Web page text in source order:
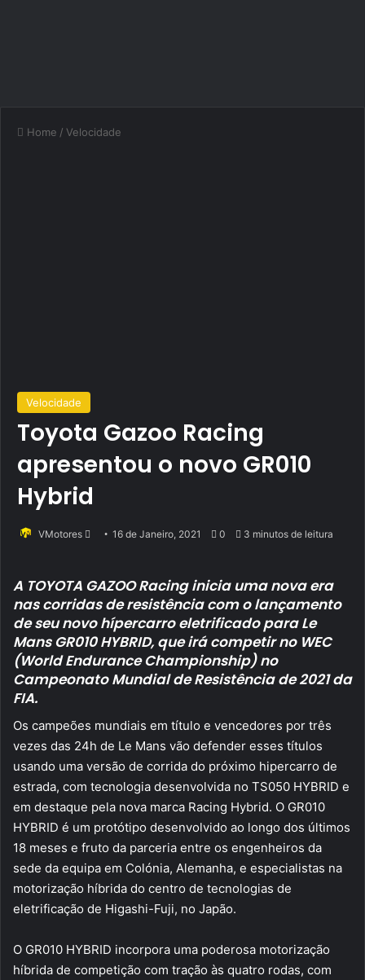
Home / Velocidade
Velocidade
Toyota Gazoo Racing
apresentou o novo GR010
Hybrid
VMotores
Send16 de Janeiro, 2021 0 3 minutos de leitura
A TOYOTA GAZOO Racing inicia uma nova era
nas corridas de resistência com o lançamento
de seu novo hípercarro eletrificado para Le
Mans GR010 HYBRID, que irá competir no WEC
(World Endurance Championship) no
Campeonato Mundial de Resistência de 2021 da
FIA.
Os campeões mundiais em título e vencedores por três
vezes das 24h de Le Mans vão defender esses títulos
usando uma versão de corrida do próximo hipercarro de
estrada, com tecnologia desenvolvida no TS050 HYBRID e
em destaque pela nova marca Racing Hybrid. O GR010
HYBRID é um protótipo desenvolvido ao longo dos últimos
18 meses e fruto da parceria entre os engenheiros da
sede da equipa em Colónia, Alemanha, e especialistas na
motorização híbrida do centro de tecnologias de
eletrificação de Higashi-Fuji, no Japão.
O GR010 HYBRID incorpora uma poderosa motorização
híbrida de competição com tração às quatro rodas, com